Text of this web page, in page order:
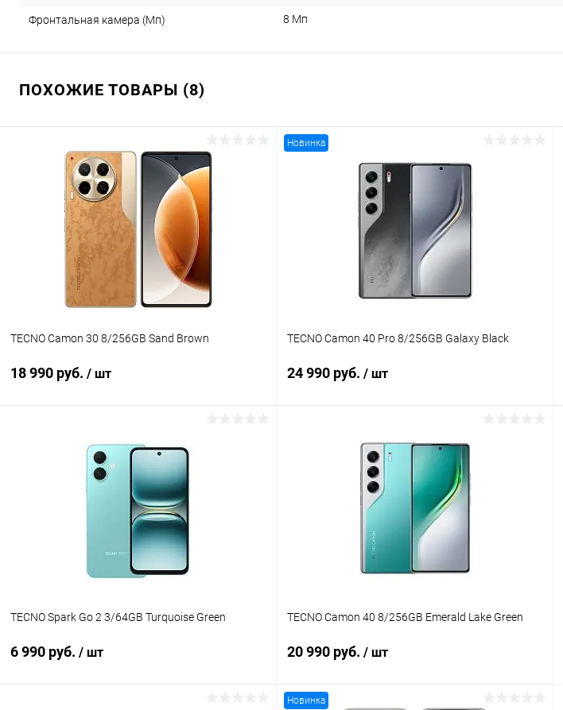
Фронтальная камера (Мп) 8 Мп
ПОХОЖИЕ ТОВАРЫ (8)
TECNO Camon 30 8/256GB Sand Brown
18 990 руб. / шт
К сравнению
Под заказ
Новинка
TECNO Camon 40 Pro 8/256GB Galaxy Black
24 990 руб. / шт
В корзину
К сравнению
В избранное В наличии
TECNO Spark Go 2 3/64GB Turquoise Green
6 990 руб. / шт
TECNO Camon 40 8/256GB Emerald Lake Green
20 990 руб. / шт
Новинка